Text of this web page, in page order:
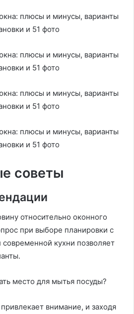
советы
относительно оконного
при выборе планировки с
современной кухни позволяет
место для мытья посуды?
внимание, и заходя